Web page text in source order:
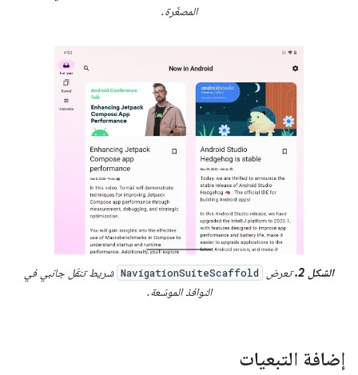
المصغّرة.
الشكل 2. تعرض NavigationSuiteScaffold شريط تنقّل جانبي في
النوافذ الموسّعة.
إضافة التبعيات